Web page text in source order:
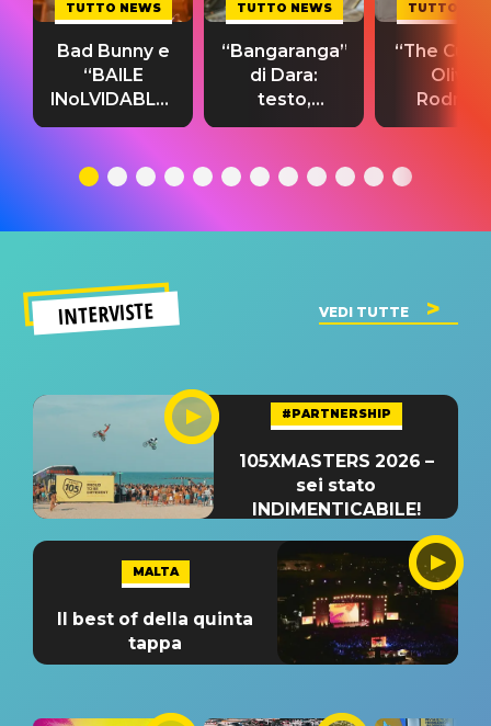
TUTTO NEWS
Bad Bunny e
“BAILE
INoLVIDABLE”:
testo,
significato
TUTTO NEWS
“Bangaranga”
di Dara:
testo,
traduzione e
del singolo
TUTTO
“The
Olivia
testo,
INTERVISTE VEDI TUTTE
#PARTNERSHIP
105XMASTERS 2026 –
sei stato
INDIMENTICABILE!
MALTA
Il best of della quinta
tappa